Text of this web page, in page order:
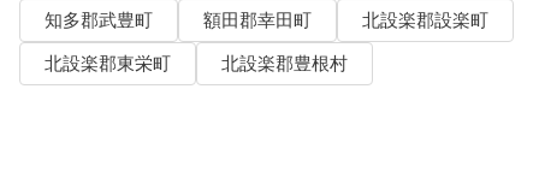
知多郡武豊町
額田郡幸田町
北設楽郡設楽町
北設楽郡東栄町
北設楽郡豊根村